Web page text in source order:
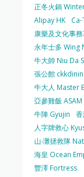
正冬火鍋
Alipay HK
康樂及文化事
永年士多 Wing
牛大帥 Niu Da
張公館
牛大人 Master
亞參雞飯 ASAM
牛陣 Gyujin
人字牌救心
山‧灘拯救隊
海皇 Ocean
豐澤 Fortress